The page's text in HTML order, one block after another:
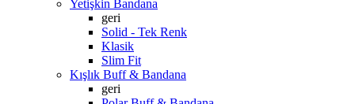
Yetişkin Bandana
geri
Solid - Tek Renk
Klasik
Slim Fit
Kışlık Buff & Bandana
geri